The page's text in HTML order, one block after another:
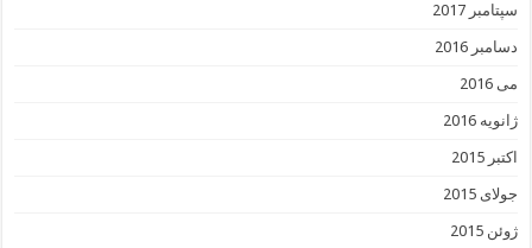
سپتامبر 2017
دسامبر 2016
می 2016
ژانویه 2016
اکتبر 2015
جولای 2015
ژوئن 2015